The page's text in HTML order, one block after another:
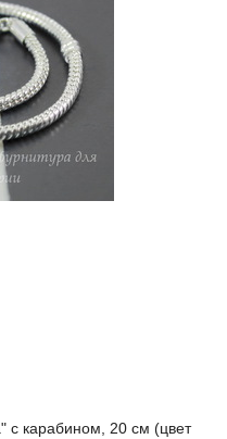
с карабином, 20 см (цвет